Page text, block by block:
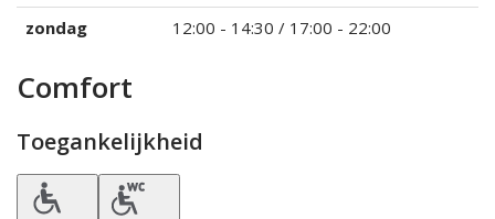
zondag
12:00 - 14:30 / 17:00 - 22:00
Comfort
Toegankelijkheid